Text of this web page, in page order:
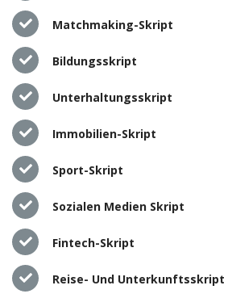
Matchmaking-Skript
Bildungsskript
Unterhaltungsskript
Immobilien-Skript
Sport-Skript
Sozialen Medien Skript
Fintech-Skript
Reise- Und Unterkunftsskript